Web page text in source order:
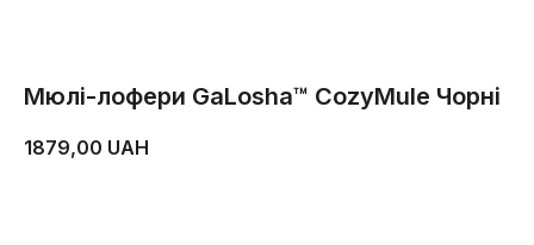
Мюлі-лофери GaLosha™ CozyMule Чорні
1879,00 UAH